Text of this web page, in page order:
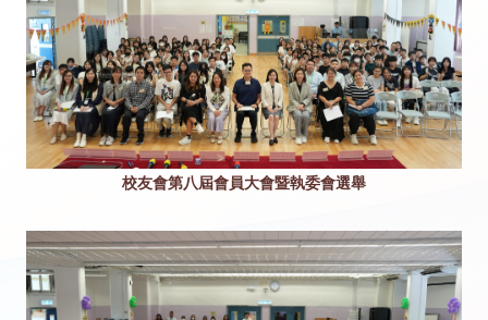
校友會第八屆會員大會暨執委會選舉